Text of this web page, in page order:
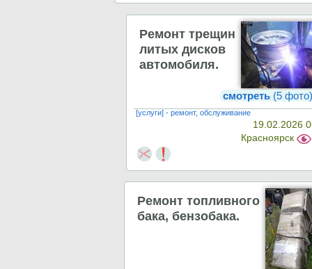
Ремонт трещин
литых дисков
автомобиля.
смотреть(5
[услуги] - ремонт, обслуживание
19.02.2026
Красноярск
Ремонт топливного
бака, бензобака.